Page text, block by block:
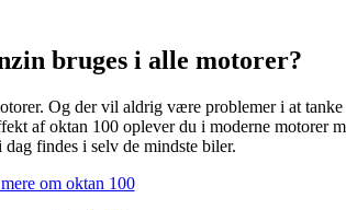
bruges i alle motorer?
Og der vil aldrig være problemer i at
af oktan 100 oplever du i moderne motorer
findes i selv de mindste biler.
om oktan 100